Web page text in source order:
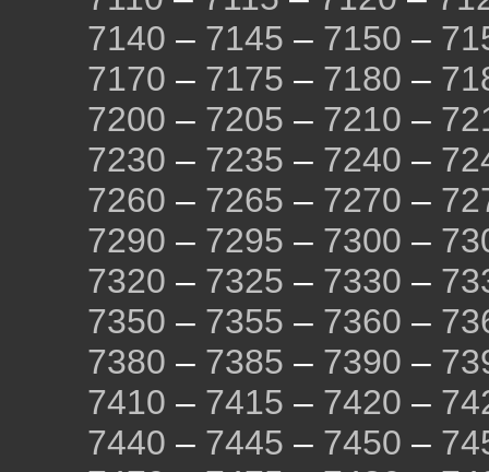
7140 – 7145 – 7150 –
7170 – 7175 – 7180 –
7200 – 7205 – 7210 –
7230 – 7235 – 7240 –
7260 – 7265 – 7270 –
7290 – 7295 – 7300 –
7320 – 7325 – 7330 –
7350 – 7355 – 7360 –
7380 – 7385 – 7390 –
7410 – 7415 – 7420 –
7440 – 7445 – 7450 –